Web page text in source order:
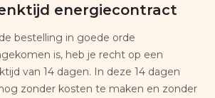
energiecontract
bestelling in goede orde
is, heb je recht op een
van 14 dagen. In deze 14 dagen
zonder kosten te maken en zonder